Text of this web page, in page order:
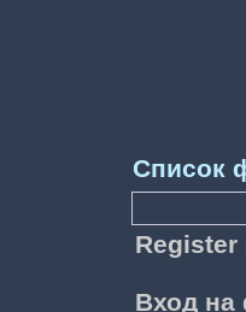
Список
Register
Вход на